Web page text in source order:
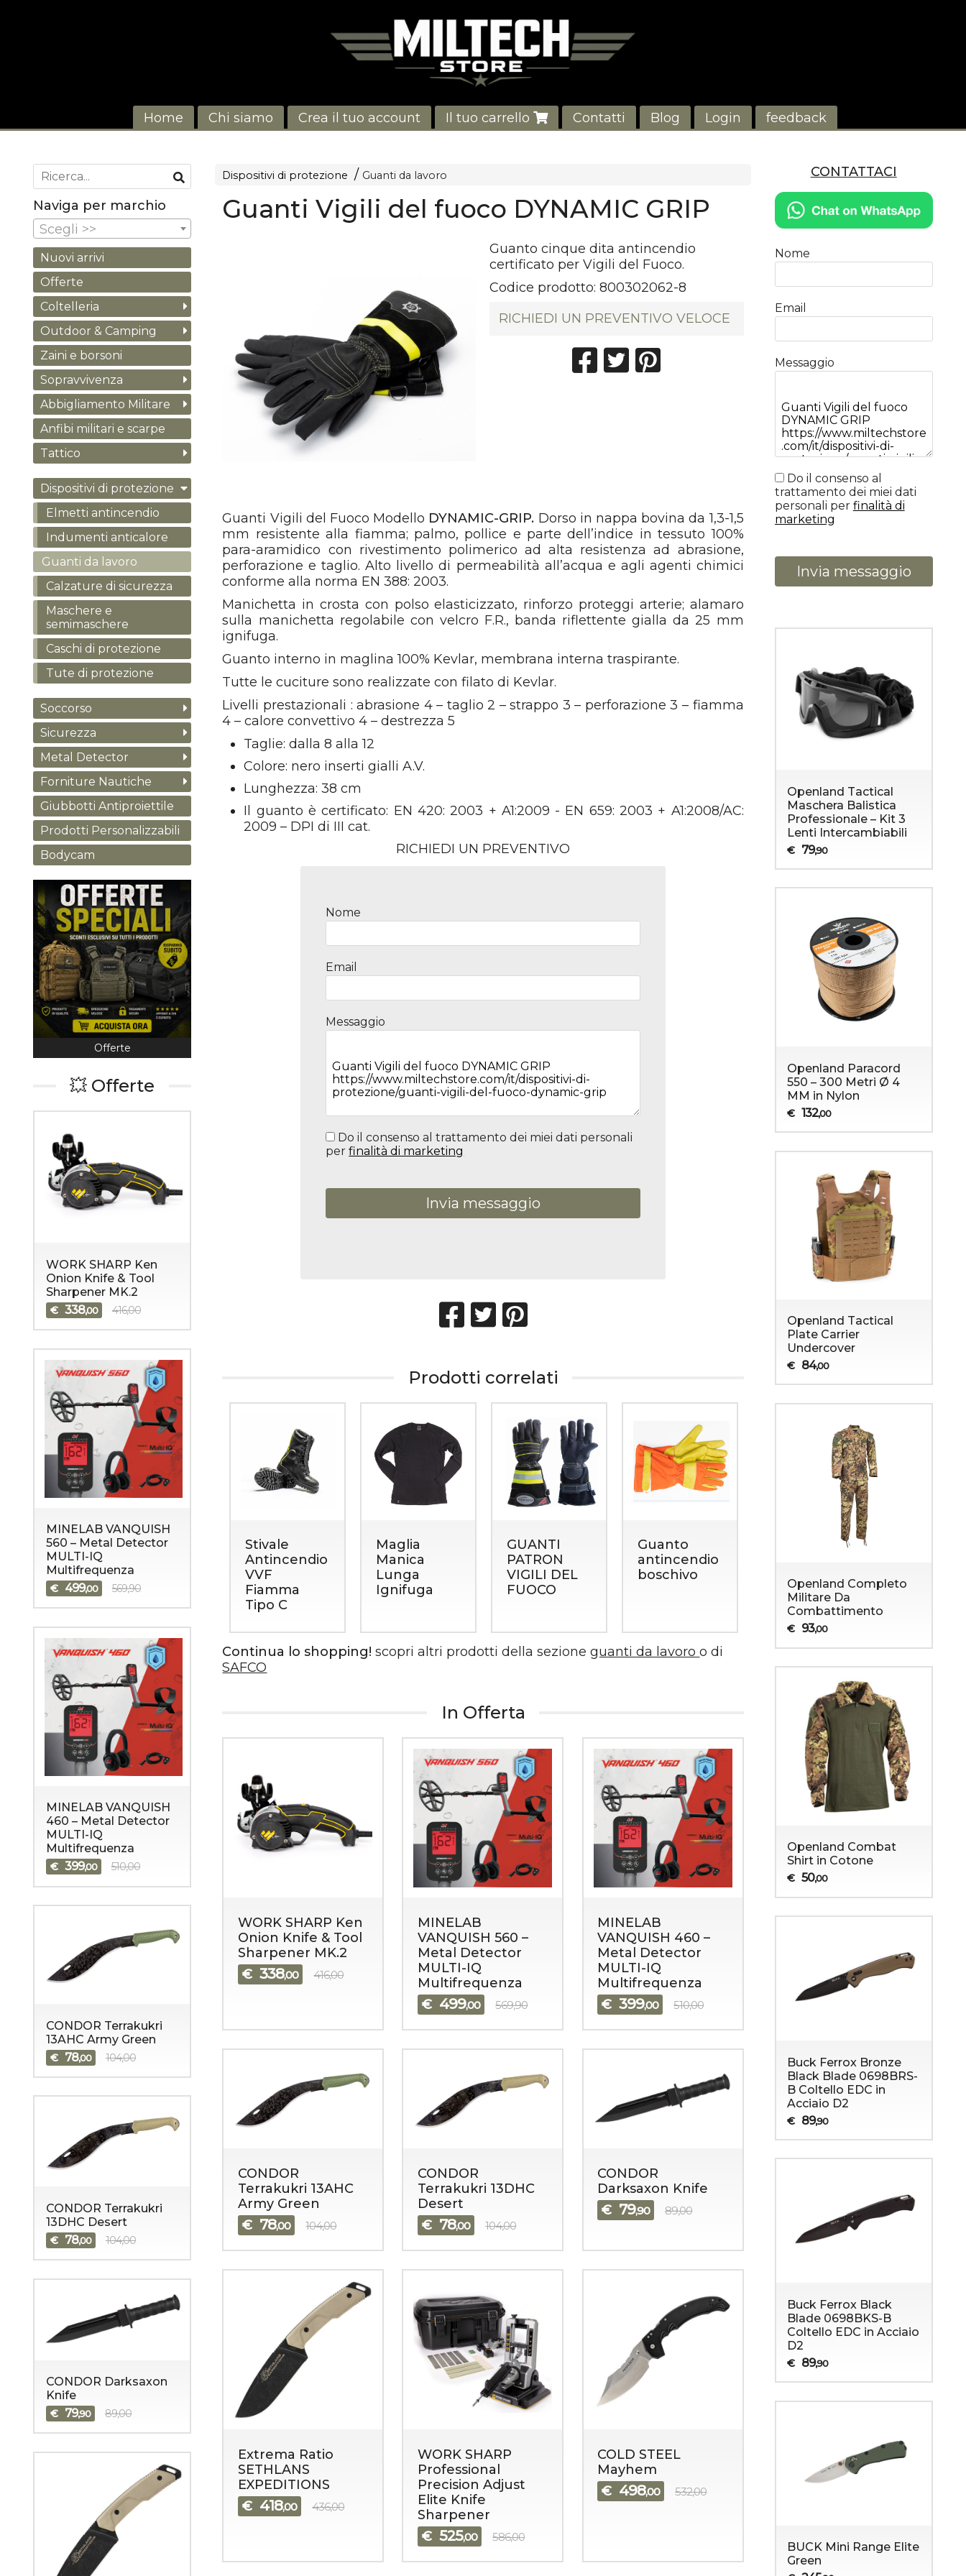
Home Chi siamo Crea il tuo account Il tuo carrello Contatti Blog Login feedback
Dispositivi di protezione Guanti da lavoro
Guanti Vigili del fuoco DYNAMIC GRIP
Guanto cinque dita antincendio
certificato per Vigili del Fuoco.
Codice prodotto:800302062-8
RICHIEDI UN PREVENTIVO VELOCE
Guanti Vigili del Fuoco Modello DYNAMIC-GRIP. Dorso in nappa bovina da 1,3-1,5
mm resistente alla fiamma; palmo, pollice e parte dell’indice in tessuto 100%
para-aramidico con rivestimento polimerico ad alta resistenza ad abrasione,
perforazione e taglio. Alto livello di permeabilità all’acqua e agli agenti chimici
conforme alla norma EN 388: 2003.
Manichetta in crosta con polso elasticizzato, rinforzo proteggi arterie; alamaro
sulla manichetta regolabile con velcro F.R., banda riflettente gialla da 25 mm
ignifuga.
Guanto interno in maglina 100% Kevlar, membrana interna traspirante.
Tutte le cuciture sono realizzate con filato di Kevlar.
Livelli prestazionali : abrasione 4 – taglio 2 – strappo 3 – perforazione 3 – fiamma
4 – calore convettivo 4 – destrezza 5
Taglie: dalla 8 alla 12
Colore: nero inserti gialli A.V.
Lunghezza: 38 cm
Il guanto è certificato: EN 420: 2003 + A1:2009 - EN 659: 2003 + A1:2008/AC:
2009 – DPI di III cat.
RICHIEDI UN PREVENTIVO
Nome
Email
Messaggio
Do il consenso al trattamento dei miei dati personali
perfinalità di marketing
Invia messaggio
Prodotti correlati
da
Flame
Guanti
fireproof
aramide
nomex
Stivale
Antincendio
VVF
Fiamma
Tipo C
Maglia
Manica
Lunga
Ignifuga
GUANTI
PATRON
VIGILI DEL
FUOCO
Guanto
antincendio
boschivo
Guanti Vigili
FIRE K
Continua lo shopping! scopri altri prodotti della sezioneguanti da lavoroo di
SAFCO
In Offerta
WORK SHARP Ken
Onion Knife & Tool
Sharpener MK.2
€ 338,00 416,00
MINELAB
VANQUISH 560 –
Metal Detector
MULTI-IQ
Multifrequenza
€ 499,00 569,90
MINELAB
VANQUISH 460 –
Metal Detector
MULTI-IQ
Multifrequenza
€ 399,00 510,00
CONDOR
Terrakukri 13AHC
Army Green
€ 78,00 104,00
CONDOR
Terrakukri 13DHC
Desert
€ 78,00 104,00
CONDOR
Darksaxon Knife
€ 79,90 89,00
Extrema Ratio
SETHLANS
EXPEDITIONS
€ 418,00 436,00
WORK SHARP
Professional
Precision Adjust
Elite Knife
Sharpener
€ 525,00 586,00
COLD STEEL
Mayhem
€ 498,00 532,00
Naviga per marchio
Scegli >>
Nuovi arrivi
Offerte
Coltelleria
Outdoor & Camping
Zaini e borsoni
Sopravvivenza
Abbigliamento Militare
Anfibi militari e scarpe
Tattico
Dispositivi di protezione
Elmetti antincendio
Indumenti anticalore
Guanti da lavoro
Calzature di sicurezza
Maschere e
semimaschere
Caschi di protezione
Tute di protezione
Soccorso
Sicurezza
Metal Detector
Forniture Nautiche
Giubbotti Antiproiettile
Prodotti Personalizzabili
Bodycam
Offerte
💥 Offerte
WORK SHARP Ken
Onion Knife & Tool
Sharpener MK.2
€ 338,00 416,00
MINELAB VANQUISH
560 – Metal Detector
MULTI-IQ
Multifrequenza
€ 499,00 569,90
MINELAB VANQUISH
460 – Metal Detector
MULTI-IQ
Multifrequenza
€ 399,00 510,00
CONDOR Terrakukri
13AHC Army Green
€ 78,00 104,00
CONDOR Terrakukri
13DHC Desert
€ 78,00 104,00
CONDOR Darksaxon
Knife
€ 79,90 89,00
CONTATTACI
Nome
Email
Messaggio
Do il consenso al
trattamento dei miei dati
personali per finalità di
marketing
Invia messaggio
Openland Tactical
Maschera Balistica
Professionale – Kit 3
Lenti Intercambiabili
€ 79,90
Openland Paracord
550 – 300 Metri Ø 4
MM in Nylon
€ 132,00
Openland Tactical
Plate Carrier
Undercover
€ 84,00
Openland Completo
Militare Da
Combattimento
€ 93,00
Openland Combat
Shirt in Cotone
€ 50,00
Buck Ferrox Bronze
Black Blade 0698BRS-
B Coltello EDC in
Acciaio D2
€ 89,90
Buck Ferrox Black
Blade 0698BKS-B
Coltello EDC in Acciaio
D2
€ 89,90
BUCK Mini Range Elite
Green